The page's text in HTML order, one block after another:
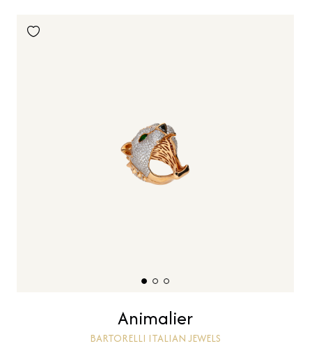
Animalier
BARTORELLI ITALIAN JEWELS